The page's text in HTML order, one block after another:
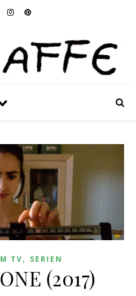
TV, SERIEN
(2017)